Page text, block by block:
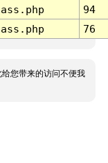
94
76
您带来的访问不便我